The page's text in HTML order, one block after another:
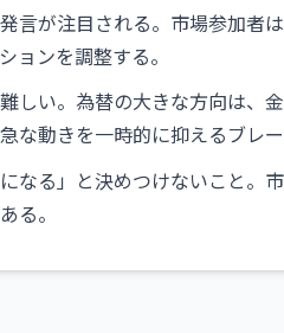
言が注目される。市場参加者
ョンを調整する。
しい。為替の大きな方向は、
動きを一時的に抑えるブレ
なる」と決めつけないこと。
る。